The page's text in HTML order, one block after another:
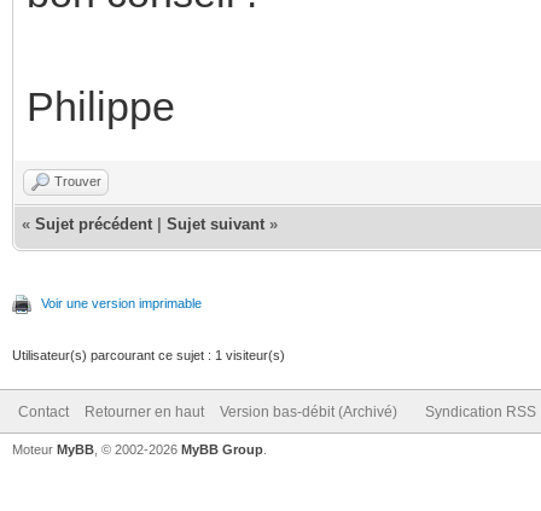
Philippe
Trouver
« Sujet précédent Sujet suivant »
Voir une version imprimable
Utilisateur(s) parcourant ce sujet : 1 visiteur(s)
Contact Retourner en haut Version bas-débit (Archivé) Syndication RSS
Moteur MyBB , © 2002-2026 MyBB Group